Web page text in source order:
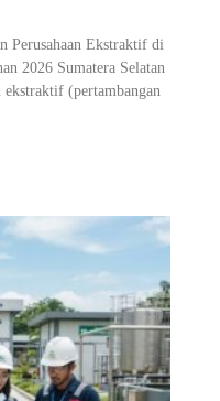
Perusahaan Ekstraktif di
2026 Sumatera Selatan
ekstraktif (pertambangan